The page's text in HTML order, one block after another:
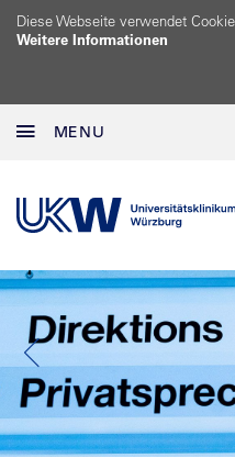
Diese Webseite verwendet
Weitere Informationen
MENU